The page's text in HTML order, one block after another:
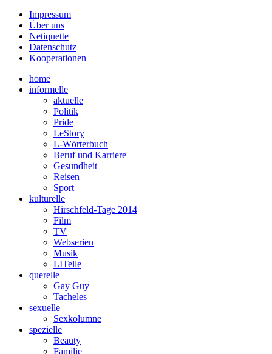
Impressum
Über uns
Netiquette
Datenschutz
Kooperationen
home
informelle
aktuelle
Politik
Pride
LeStory
L-Wörterbuch
Beruf und Karriere
Gesundheit
Reisen
Sport
kulturelle
Hirschfeld-Tage 2014
Film
TV
Webserien
Musik
LITelle
querelle
Gay Guy
Tacheles
sexuelle
Sexkolumne
spezielle
Beauty
Familie